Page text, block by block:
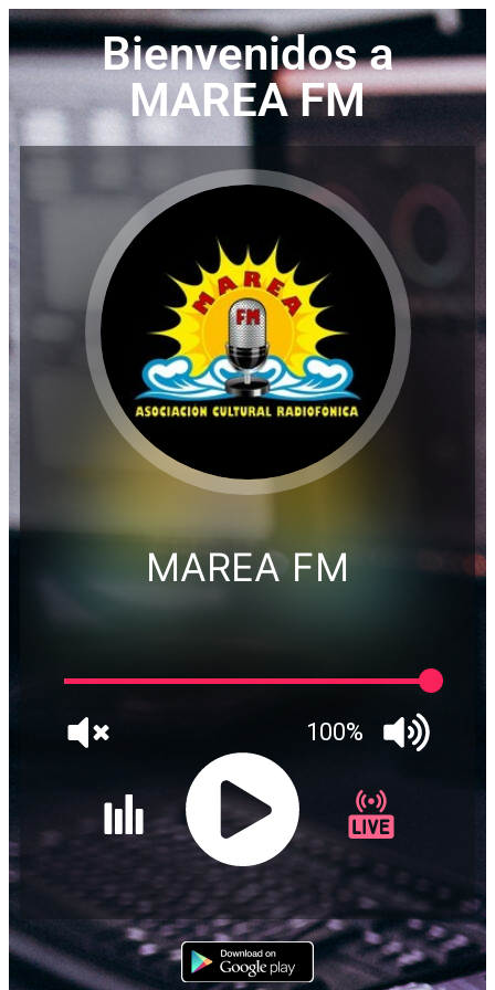
Bienvenidos a
MAREA FM
MAREA FM
100%